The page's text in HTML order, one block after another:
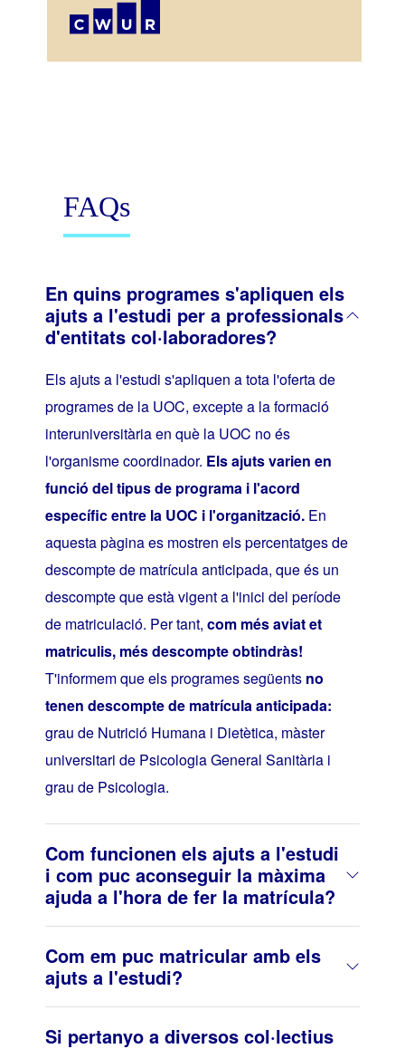
FAQs
En quins programes s'apliquen els
ajuts a l'estudi per a professionals
d'entitats col·laboradores?
Els ajuts a l'estudi s'apliquen a tota l'oferta de
programes de la UOC, excepte a la formació
interuniversitària en què la UOC no és
l'organisme coordinador. Els ajuts varien en
funció del tipus de programa i l'acord
específic entre la UOC i l'organització. En
aquesta pàgina es mostren els percentatges de
descompte de matrícula anticipada, que és un
descompte que està vigent a l'inici del període
de matriculació. Per tant, com més aviat et
matriculis, més descompte obtindràs!
T'informem que els programes següents no
tenen descompte de matrícula anticipada:
grau de Nutrició Humana i Dietètica, màster
universitari de Psicologia General Sanitària i
grau de Psicologia.
Com funcionen els ajuts a l'estudi
i com puc aconseguir la màxima
ajuda a l'hora de fer la matrícula?
Com em puc matricular amb els
ajuts a l'estudi?
Si pertanyo a diversos col·lectius